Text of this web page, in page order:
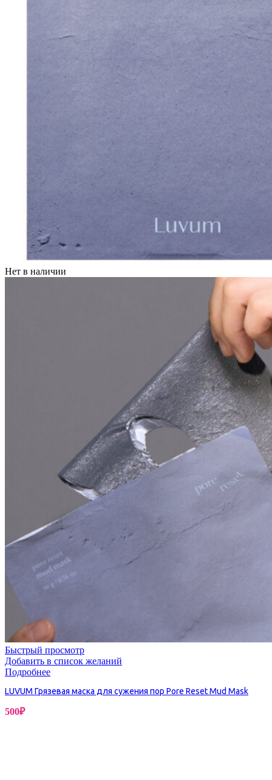
Нет в наличии
Быстрый просмотр
Добавить в список желаний
Подробнее
LUVUM Грязевая маска для сужения пор Pore Reset Mud Mask
500₽